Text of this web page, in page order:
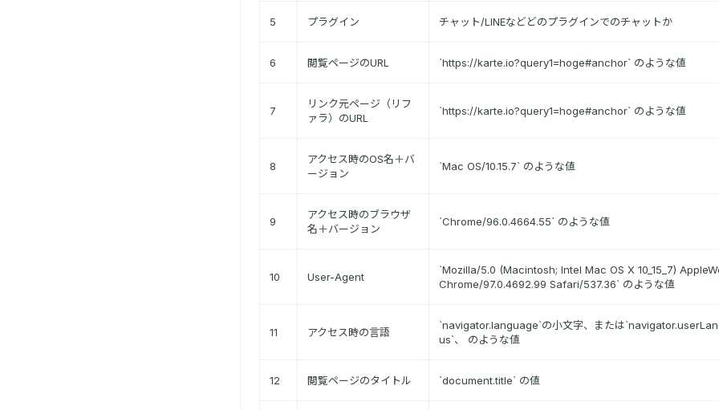
5 プラグイン チャット/LINEなどどのプラグインでのチャットか
6 閲覧ページのURL `https://karte.io?query1=hoge#anchor` のような値
7
リンク元ページ（リフ
ァラ）のURL
`https://karte.io?query1=hoge#anchor` のような値
8
アクセス時のOS名＋バ
ージョン
`Mac OS/10.15.7` のような値
9
アクセス時のブラウザ
名＋バージョン
`Chrome/96.0.4664.55` のような値
10 User-Agent
`Mozilla/5.0 (Macintosh; Intel Mac OS X 10_15_7)
Chrome/97.0.4692.99 Safari/537.36` のような値
11 アクセス時の言語
`navigator.language`の小文字、または
us`、 のような値
12 閲覧ページのタイトル `document.title` の値